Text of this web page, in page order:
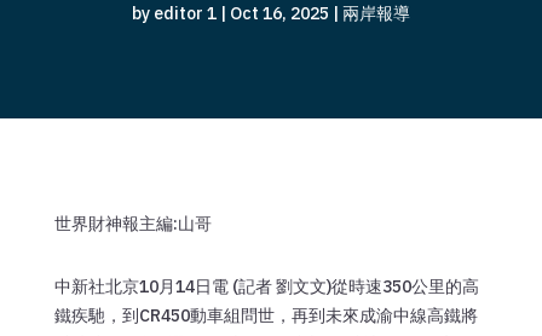
by editor 1| Oct 16, 2025 | 兩岸報導
世界財神報主編:山哥
中新社北京10月14日電 (記者 劉文文)從時速350公里的高
鐵疾馳，到CR450動車組問世，再到未來成渝中線高鐵將